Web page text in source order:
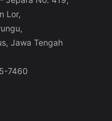
Lor,
Jawa Tengah
7460